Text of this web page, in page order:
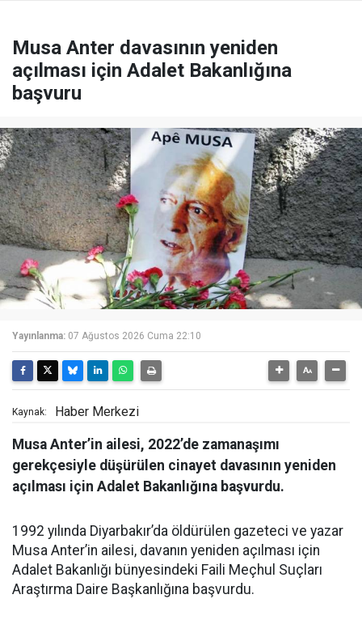
Musa Anter davasının yeniden
açılması için Adalet Bakanlığına
başvuru
Yayınlanma: 07 Ağustos 2026 Cuma 22:10
Kaynak: Haber Merkezi
Musa Anter’in ailesi, 2022’de zamanaşımı
gerekçesiyle düşürülen cinayet davasının yeniden
açılması için Adalet Bakanlığına başvurdu.
1992 yılında Diyarbakır’da öldürülen gazeteci ve yazar
Musa Anter’in ailesi, davanın yeniden açılması için
Adalet Bakanlığı bünyesindeki Faili Meçhul Suçları
Araştırma Daire Başkanlığına başvurdu.